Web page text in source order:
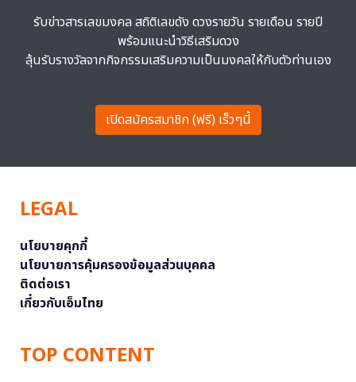
รับข่าวสารเลขมงคล สถิติเลขดัง ดวงรายวัน รายเดือน รายปี
พร้อมแนะนำวิธีเสริมดวง
ลุ้นรับรางวัลจากกิจกรรมเสริมความเป็นมงคลให้กับตัวท่านเอง
เปิดสมัครสมาชิก (ฟรี) เร็วๆนี้
LEGAL
นโยบายคุกกี้
นโยบายการคุ้มครองข้อมูลส่วนบุคคล
ติดต่อเรา
เกี่ยวกับเอ็มไทย
TOP CONTENT